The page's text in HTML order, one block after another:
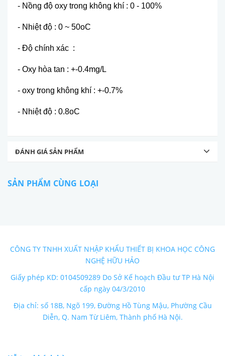
- Nồng độ oxy trong không khí : 0 - 100%
- Nhiệt độ : 0 ~ 50oC
- Độ chính xác :
- Oxy hòa tan : +-0.4mg/L
- oxy trong không khí : +-0.7%
- Nhiệt độ : 0.8oC
ĐÁNH GIÁ SẢN PHẨM
SẢN PHẨM CÙNG LOẠI
CÔNG TY TNHH XUẤT NHẬP KHẨU THIẾT BỊ KHOA HỌC CÔNG
NGHỆ HỮU HẢO
Giấy phép KD: 0104509289 Do Sở Kế hoạch Đầu tư TP Hà Nội
cấp ngày 04/3/2010
Địa chỉ: số 18B, Ngõ 199, Đường Hồ Tùng Mậu, Phường Cầu
Diễn, Q. Nam Từ Liêm, Thành phố Hà Nội.